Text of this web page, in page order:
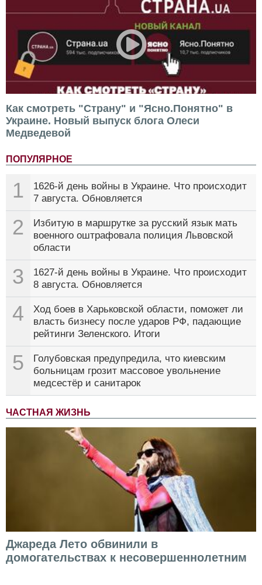
Как смотреть "Страну" и "Ясно.Понятно" в
Украине. Новый выпуск блога Олеси
Медведевой
ПОПУЛЯРНОЕ
1
1626-й день войны в Украине. Что происходит
7 августа. Обновляется
2
Избитую в маршрутке за русский язык мать
военного оштрафовала полиция Львовской
области
3
1627-й день войны в Украине. Что происходит
8 августа. Обновляется
4
Ход боев в Харьковской области, поможет ли
власть бизнесу после ударов РФ, падающие
рейтинги Зеленского. Итоги
5
Голубовская предупредила, что киевским
больницам грозит массовое увольнение
медсестёр и санитарок
ЧАСТНАЯ ЖИЗНЬ
Джареда Лето обвинили в
домогательствах к несовершеннолетним